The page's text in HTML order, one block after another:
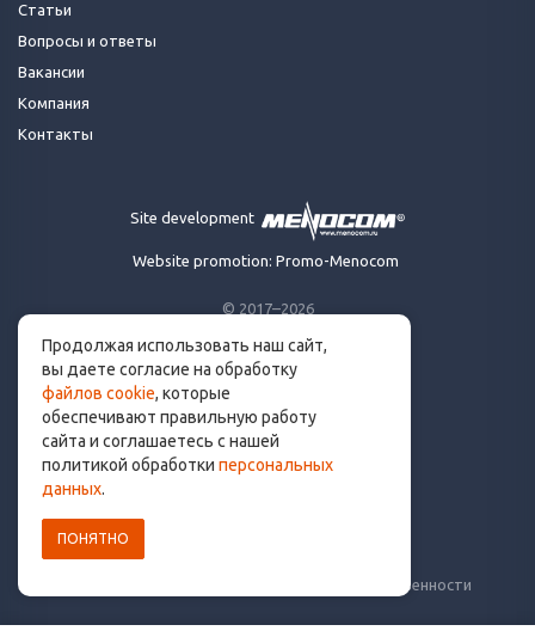
© 2017–2026
Made for runners.
By runners. With ❤
info@get.run
Уведомление о рисках и ограничение ответственности
Статьи
Вопросы и ответы
Вакансии
Компания
Контакты
Site development
Website promotion: Promo-Menocom
Продолжая использовать наш сайт,
вы даете согласие на обработку
файлов cookie, которые
обеспечивают правильную работу
сайта и соглашаетесь с нашей
политикой обработки персональных
данных.
ПОНЯТНО